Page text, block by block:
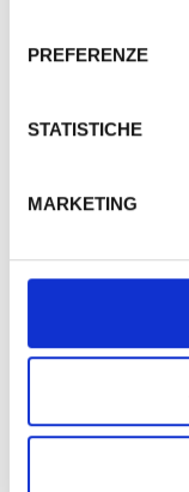
PREFERENZE
STATISTICHE
MARKETING
Contattaci